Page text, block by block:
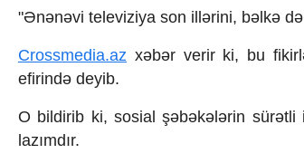
Energetika
Əmək və sosial siyasət
Kənd təsərrüfatı
Hərbi sənaye
Telekommunikasiya və nəqliyyat
COP29
Cəmiyyət
"Ənənəvi televiziya son illərini, bəlkə
Crossmedia.az xəbər verir ki, bu
efirində deyib.
O bildirib ki, sosial şəbəkələrin sürətli
lazımdır.